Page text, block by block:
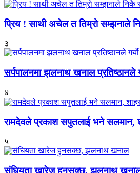
प्रिय ! साथी अचेल त तिम्रो सम्झनाले
३
सर्पपालनमा झलनाथ खनाल प्रतिष्ठानले
४
रामदेवले प्रकाश सपुतलाई भने सलमान,
५
संघियता खारेज हुनसक्छ, झलनाथ